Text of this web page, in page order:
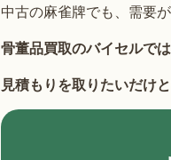
中古の麻雀牌でも、需要
骨董品買取のバイセルで
見積もりを取りたいだけ